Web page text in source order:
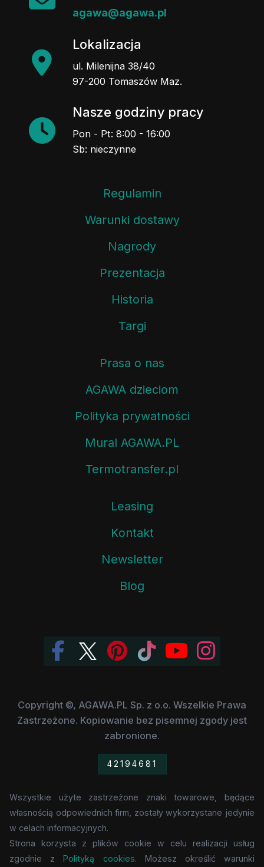
agawa@agawa.pl
Lokalizacja
ul. Milenijna 38/40
97-200 Tomaszów Maz.
Nasze godziny pracy
Pon - Pt: 8:00 - 16:00
Sb: nieczynne
Regulamin
Warunki dostawy
Nagrody
Prezentacja
Historia
Targi
Prasa o nas
AGAWA dzieciom
Polityka prywatności
Mural AGAWA.PL
Termotransfer.pl
Leasing
Kontakt
Newsletter
Blog
Copyright ©, AGAWA.PL Sp. z o.o. Wszelkie Prawa
Zastrzeżone. Kopiowanie bez pisemnej zgody jest
zabronione.
42194681
Wszystkie użyte zastrzeżone znaki towarowe, będące
własnością odpowiednich firm, zostały wykorzystane jedynie
w celach informacyjnych.
Strona korzysta z plików cookie w celu realizacji usług
zgodnie zPolityką cookies. Możesz określić warunki